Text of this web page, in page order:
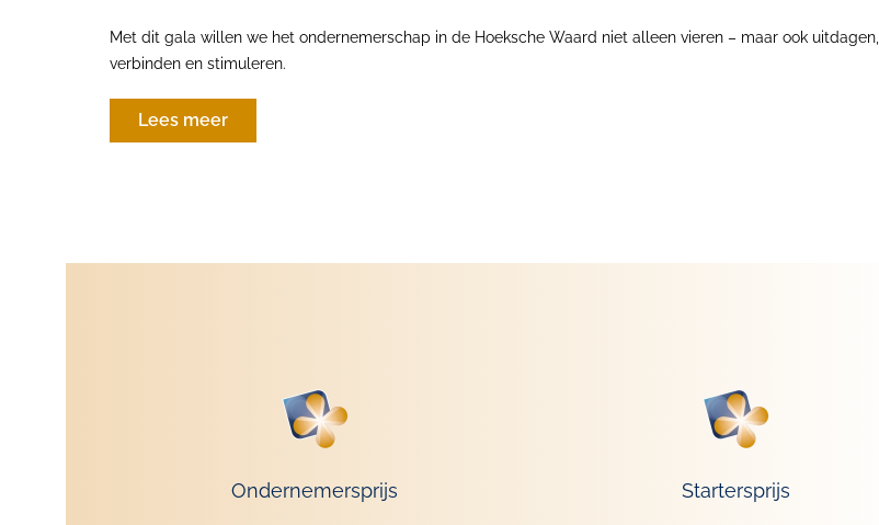
Met dit gala willen we het ondernemerschap in de Hoeksche Waard niet alleen vieren – maar ook uitdagen,
verbinden en stimuleren.
Lees meer
Ondernemersprijs Startersprijs